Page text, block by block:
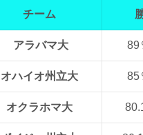
チーム
アラバマ大 89
オハイオ州立大 85
オクラホマ大